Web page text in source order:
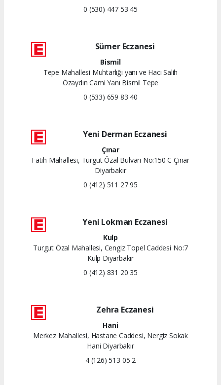
0 (530) 447 53 45
Sümer Eczanesi
Bismil
Tepe Mahallesi Muhtarlığı yanı ve Hacı Salih
Özaydın Cami Yanı Bismil Tepe
0 (533) 659 83 40
Yeni Derman Eczanesi
Çınar
Fatih Mahallesi, Turgut Özal Bulvarı No:150 C Çınar
Diyarbakır
0 (412) 511 27 95
Yeni Lokman Eczanesi
Kulp
Turgut Özal Mahallesi, Cengiz Topel Caddesi No:7
Kulp Diyarbakır
0 (412) 831 20 35
Zehra Eczanesi
Hani
Merkez Mahallesi, Hastane Caddesi, Nergiz Sokak
Hani Diyarbakır
4 (126) 513 05 2